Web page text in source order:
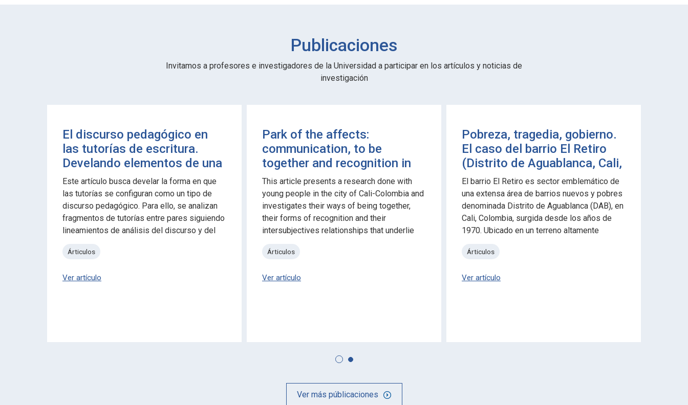
Publicaciones
Invitamos a profesores e investigadores de la Universidad a participar en los artículos y noticias de
investigación
El discurso pedagógico en
las tutorías de escritura.
Develando elementos de una
práctica educativa
Este artículo busca develar la forma en que
las tutorías se configuran como un tipo de
discurso pedagógico. Para ello, se analizan
fragmentos de tutorías entre pares siguiendo
lineamientos de análisis del discurso y del
Árticulos
Ver artículo
Park of the affects:
communication, to be
together and recognition in
the intersubjectives relations
of young people in their
experience of inhabit a park
This article presents a research done with
young people in the city of Cali-Colombia and
investigates their ways of being together,
their forms of recognition and their
intersubjectives relationships that underlie
Árticulos
Ver artículo
Pobreza, tragedia, gobierno.
El caso del barrio El Retiro
(Distrito de Aguablanca, Cali,
Colombia, 1980 - 1995).
El barrio El Retiro es sector emblemático de
una extensa área de barrios nuevos y pobres
denominada Distrito de Aguablanca (DAB), en
Cali, Colombia, surgida desde los años de
1970. Ubicado en un terreno altamente
reubicación de familias inmigrantes pobres,
Árticulos
Ver artículo
Ver más públicaciones